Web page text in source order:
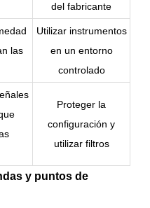
del fabricante
las
Utilizar instrumentos
en un entorno
controlado
Proteger la
configuración y
utilizar filtros
y puntos de